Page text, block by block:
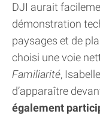
DJI aurait
démonstration
paysages et de
choisi une voie
Familiarité,
d’apparaître
également